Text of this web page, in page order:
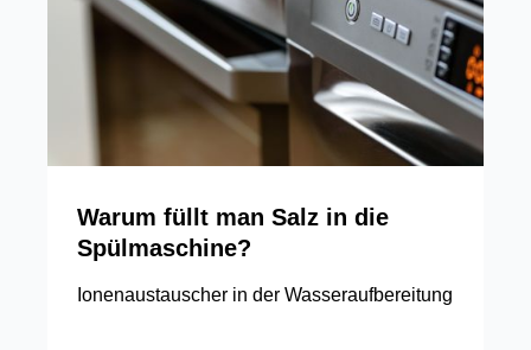
Warum füllt man Salz in die
Spülmaschine?
Ionenaustauscher in der Wasseraufbereitung